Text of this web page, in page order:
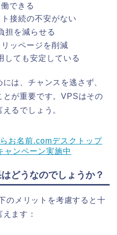
できる
接続の不安がない
担を減らせる
ッページを削減
しても安定している
は、チャンスを逃さず、
とが重要です。VPSはその
るでしょう。
お名前.comデスクトップ
ャンペーン実施中
どうなのでしょうか？
のメリットを考慮すると十
ます：